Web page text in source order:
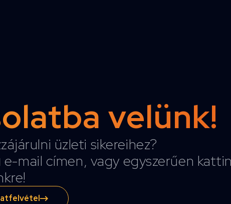
velünk!
üzleti sikereihez?
e-mail címen, vagy egyszerűen